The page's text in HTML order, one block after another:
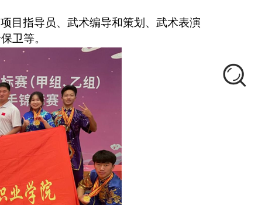
目指导员、武术编导和策划、武术表演
卫等。